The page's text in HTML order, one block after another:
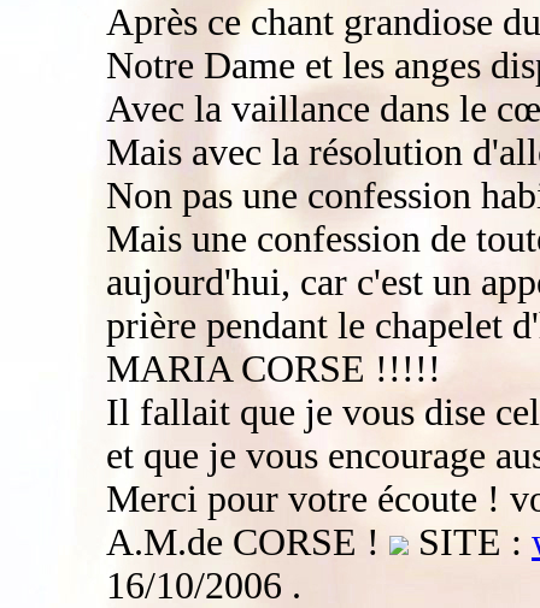
Après ce chant grandiose
Notre Dame et les anges
Avec la vaillance dans le
Mais avec la résolution
Non pas une confession
Mais une confession de
aujourd'hui, car c'est un
prière pendant le chapelet
MARIA CORSE !!!!!
Il fallait que je vous dise
et que je vous encourage
Merci pour votre écoute !
A.M.de CORSE !
SITE :
16/10/2006 .